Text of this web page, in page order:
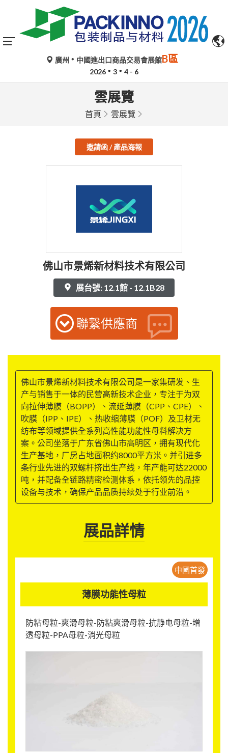
廣州 中國進出口商品交易會展館B區
2026 3 4 - 6
雲展覽
首頁 雲展覽
邀請函 / 產品海報
佛山市景烯新材料技术有限公司
展台號: 12.1館 - 12.1B28
聯繫供應商
佛山市景烯新材料技术有限公司是一家集研发、生
产与销售于一体的民营高新技术企业，专注于为双
向拉伸薄膜（BOPP）、流延薄膜（CPP、CPE）、
吹膜（IPP、IPE）、热收缩薄膜（POF）及卫材无
纺布等领域提供全系列高性能功能性母料解决方
案。公司坐落于广东省佛山市高明区，拥有现代化
生产基地，厂房占地面积约8000平方米。并引进多
条行业先进的双螺杆挤出生产线，年产能可达22000
吨，并配备全链路精密检测体系，依托领先的品控
设备与技术，确保产品品质持续处于行业前沿。
展品詳情
中國首發
薄膜功能性母粒
防粘母粒-爽滑母粒-防粘爽滑母粒-抗静电母粒-增
透母粒-PPA母粒-消光母粒